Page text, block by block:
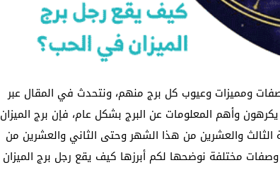
ومميزات وعيوب كل برج منهم، ونتحدث في المقال عبر
وأهم المعلومات عن البرج بشكل عام، فإن برج الميزان
الثالث والعشرين من هذا الشهر وحتى الثاني والعشرين من
مختلفة نوضحها لكم أبرزها كيف يقع رجل برج الميزان